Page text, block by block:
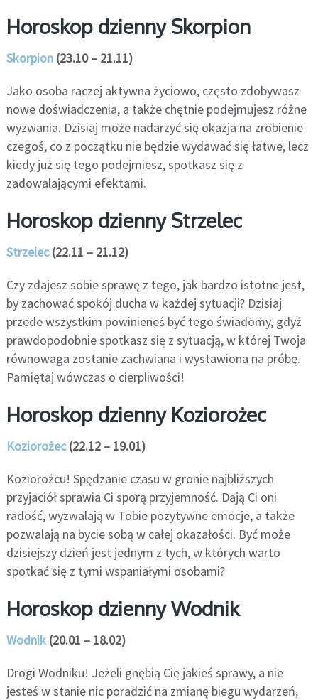
Horoskop dzienny Skorpion
Skorpion(23.10 – 21.11)
Jako osoba raczej aktywna życiowo, często zdobywasz
nowe doświadczenia, a także chętnie podejmujesz różne
wyzwania. Dzisiaj może nadarzyć się okazja na zrobienie
czegoś, co z początku nie będzie wydawać się łatwe, lecz
kiedy już się tego podejmiesz, spotkasz się z
zadowalającymi efektami.
Horoskop dzienny Strzelec
Strzelec(22.11 – 21.12)
Czy zdajesz sobie sprawę z tego, jak bardzo istotne jest,
by zachować spokój ducha w każdej sytuacji? Dzisiaj
przede wszystkim powinieneś być tego świadomy, gdyż
prawdopodobnie spotkasz się z sytuacją, w której Twoja
równowaga zostanie zachwiana i wystawiona na próbę.
Pamiętaj wówczas o cierpliwości!
Horoskop dzienny Koziorożec
Koziorożec(22.12 – 19.01)
Koziorożcu! Spędzanie czasu w gronie najbliższych
przyjaciół sprawia Ci sporą przyjemność. Dają Ci oni
radość, wyzwalają w Tobie pozytywne emocje, a także
pozwalają na bycie sobą w całej okazałości. Być może
dzisiejszy dzień jest jednym z tych, w których warto
spotkać się z tymi wspaniałymi osobami?
Horoskop dzienny Wodnik
Wodnik(20.01 – 18.02)
Drogi Wodniku! Jeżeli gnębią Cię jakieś sprawy, a nie
jesteś w stanie nic poradzić na zmianę biegu wydarzeń,